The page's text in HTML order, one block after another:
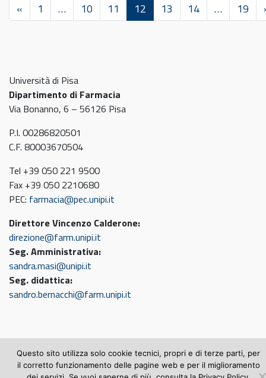
« 1 … 10 11 12 13 14 … 19
Università di Pisa
Dipartimento di Farmacia
Via Bonanno, 6 – 56126 Pisa
P.I. 00286820501
C.F. 80003670504
Tel +39 050 221 9500
Fax +39 050 2210680
PEC: farmacia@pec.unipi.it
Direttore Vincenzo Calderone:
direzione@farm.unipi.it
Seg. Amministrativa:
sandra.masi@unipi.it
Seg. didattica:
sandro.bernacchi@farm.unipi.it
© 2026Dipartimento di Farmacia
Questo sito utilizza solo cookie tecnici, propri e di terze parti, per
il corretto funzionamento delle pagine web e per il miglioramento